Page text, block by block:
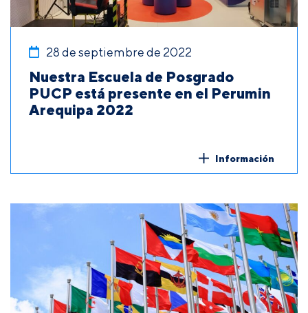
28 de septiembre de 2022
Nuestra Escuela de Posgrado
PUCP está presente en el Perumin
Arequipa 2022
Información